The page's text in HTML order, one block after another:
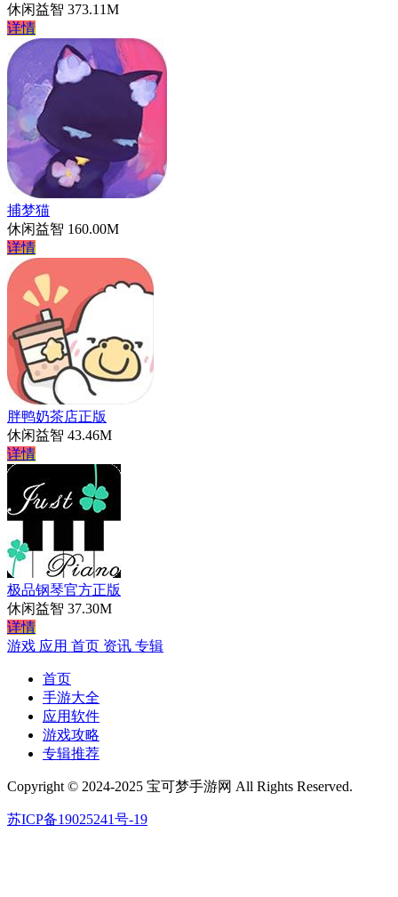
休闲益智 373.11M
详情
捕梦猫
休闲益智 160.00M
详情
胖鸭奶茶店正版
休闲益智 43.46M
详情
极品钢琴官方正版
休闲益智 37.30M
详情
游戏 应用 首页 资讯 专辑
首页
手游大全
应用软件
游戏攻略
专辑推荐
Copyright © 2024-2025 宝可梦手游网 All Rights Reserved.
苏ICP备19025241号-19